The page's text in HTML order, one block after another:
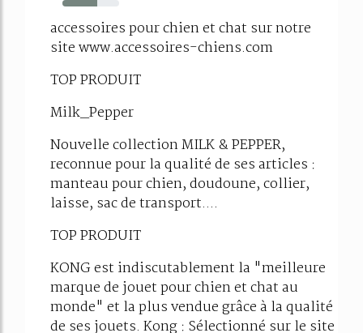
61%
accessoires pour chien et chat sur notre
site www.accessoires-chiens.com
TOP PRODUIT
Milk_Pepper
Nouvelle collection MILK & PEPPER,
reconnue pour la qualité de ses articles :
manteau pour chien, doudoune, collier,
laisse, sac de transport....
TOP PRODUIT
KONG est indiscutablement la "meilleure
marque de jouet pour chien et chat au
monde" et la plus vendue grâce à la qualité
de ses jouets. Kong : Sélectionné sur le site